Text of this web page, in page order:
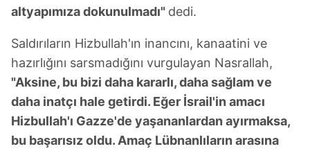
Çerezlere ilişkin tercihlerinizi aşağıda yer alan panel
için Ayarlar butonuna tıklayabilir,Çerez Bilgilendirme
Metnimiziziyaret edebilirsiniz.
6698 sayılı Kişisel Verilerin Korunması Kanunu uyarınca
hazırlanmış Aydınlatma Metnimizi okumak ve sitemizde
ilgili mevzuata uygun olarak kullanılan çerezlerle ilgili bilgi
almak için lütfentıklayınız.
altyapımıza dokunulmadı" dedi.
Saldırıların Hizbullah'ın inancını, kanaatini ve
hazırlığını sarsmadığını vurgulayan Nasrallah,
"Aksine, bu bizi daha kararlı, daha sağlam ve
daha inatçı hale getirdi. Eğer İsrail'in amacı
Hizbullah'ı Gazze'de yaşananlardan ayırmaksa,
bu başarısız oldu. Amaç Lübnanlıların arasına